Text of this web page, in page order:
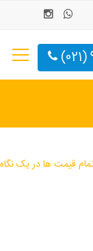
قیمت ها در یک نگاه